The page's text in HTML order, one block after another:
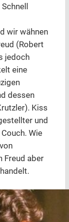
wir wähnen
(Robert
jedoch
eine
dessen
Kiss
und
Wie
Freud aber